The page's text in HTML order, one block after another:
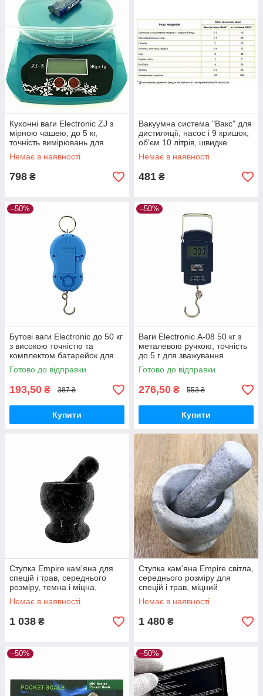
Кухонні ваги Electronic ZJ з
мірною чашею, до 5 кг,
точність вимірювань для
кулінарії, батарейки в
комплекті
Немає в наявності
798 ₴
Вакуумна система "Вакс" для
дистиляції, насос і 9 кришок,
об'єм 10 літрів, швидке
настоювання напоїв
Немає в наявності
481 ₴
–50%
Бутові ваги Electronic до 50 кг
з високою точністю та
комплектом батарейок для
зручного weighing продуктів
Готово до відправки
193,50 ₴ 387 ₴
Купити
–50%
Ваги Electronic А-08 50 кг з
металевою ручкою, точність
до 5 г для зважування
продуктів та сипучих речовин
Готово до відправки
276,50 ₴ 553 ₴
Купити
Ступка Empire кам'яна для
спецій і трав, середнього
розміру, темна і міцна,
стильний дизайн
Немає в наявності
1 038 ₴
Ступка кам'яна Empire світла,
середнього розміру для
спецій і трав, міцний
натуральний камінь
Немає в наявності
1 480 ₴
–50% –50%